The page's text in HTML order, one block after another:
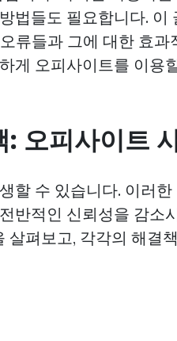
법들도 필요합니다. 이
류들과 그에 대한 효과
게 오피사이트를 이용
오피사이트
할 수 있습니다. 이러
반적인 신뢰성을 감소
펴보고, 각각의 해결